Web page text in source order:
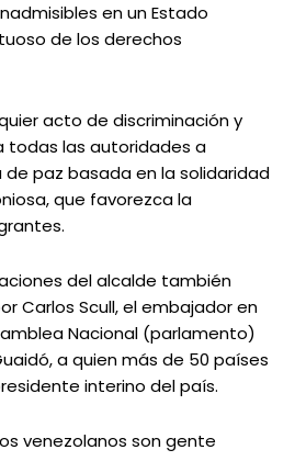
en un Estado
de los derechos
acto de discriminación y
todas las autoridades a
paz basada en la solidaridad
que favorezca la
del alcalde también
Carlos Scull, el embajador en
Nacional (parlamento)
a quien más de 50 países
interino del país.
venezolanos son gente